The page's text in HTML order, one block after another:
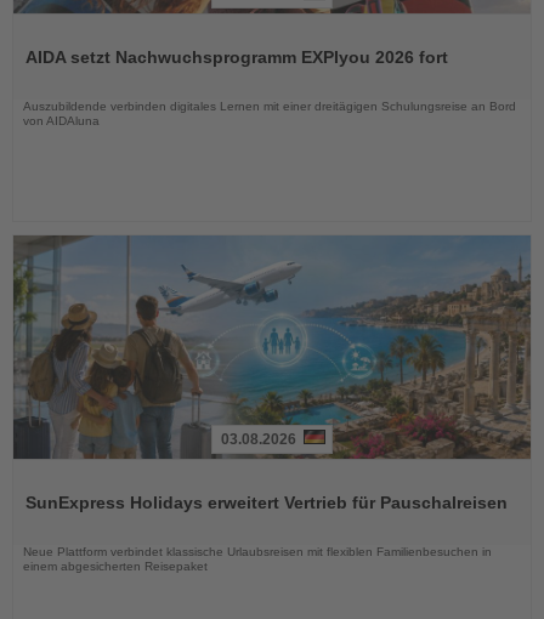
die
AIDA setzt Nachwuchsprogramm EXPIyou 2026 fort
Auszubildende verbinden digitales Lernen mit einer dreitägigen Schulungsreise an Bord
von AIDAluna
die
03.08.2026
SunExpress Holidays erweitert Vertrieb für Pauschalreisen
Neue Plattform verbindet klassische Urlaubsreisen mit flexiblen Familienbesuchen in
einem abgesicherten Reisepaket